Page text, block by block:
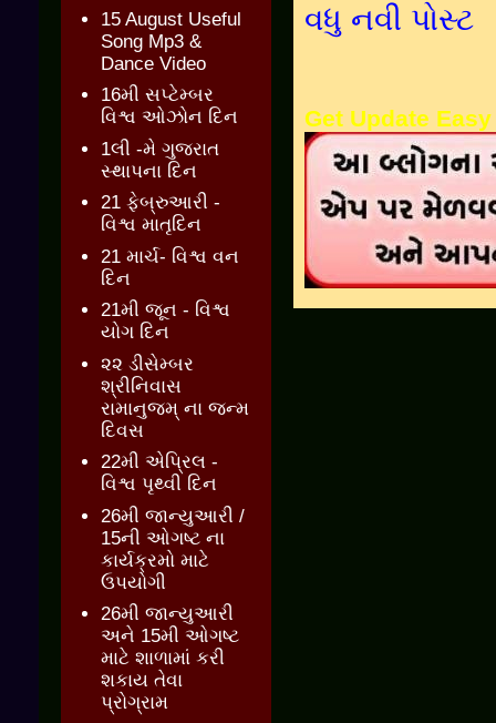
વધુ નવી પોસ્ટ
Get Update Easy
15 August Useful
Song Mp3 &
Dance Video
16મી સપ્ટેમ્બર
વિશ્વ ઓઝોન દિન
1લી -મે ગુજરાત
સ્થાપના દિન
21 ફેબ્રુઆરી -
વિશ્વ માતૃદિન
21 માર્ચ- વિશ્વ વન
દિન
21મી જૂન - વિશ્વ
યોગ દિન
૨૨ ડીસેમ્બર
શ્રીનિવાસ
રામાનુજમ્ ના જન્મ
દિવસ
22મી એપ્રિલ -
વિશ્વ પૃથ્વી દિન
26મી જાન્યુઆરી /
15ની ઓગષ્ટ ના
કાર્યક્રમો માટે
ઉપયોગી
26મી જાન્યુઆરી
અને 15મી ઓગષ્ટ
માટે શાળામાં કરી
શકાય તેવા
પ્રોગ્રામ